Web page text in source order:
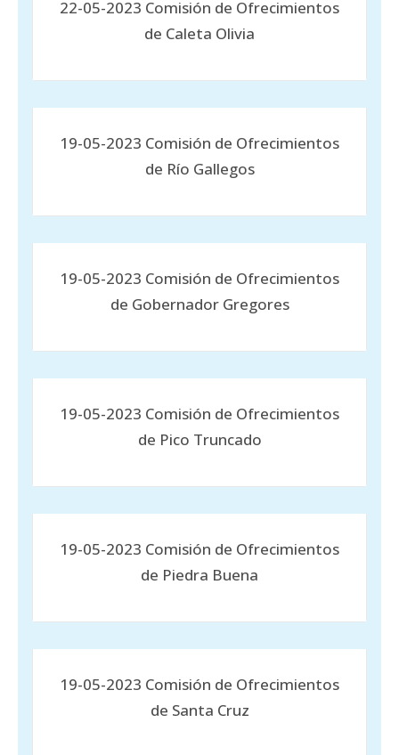
22-05-2023 Comisión de Ofrecimientos
de Caleta Olivia
19-05-2023 Comisión de Ofrecimientos
de Río Gallegos
19-05-2023 Comisión de Ofrecimientos
de Gobernador Gregores
19-05-2023 Comisión de Ofrecimientos
de Pico Truncado
19-05-2023 Comisión de Ofrecimientos
de Piedra Buena
19-05-2023 Comisión de Ofrecimientos
de Santa Cruz